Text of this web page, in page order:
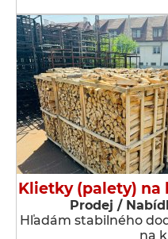
Klietky (palety) na
Prodej /
Hľadám stabilného
na